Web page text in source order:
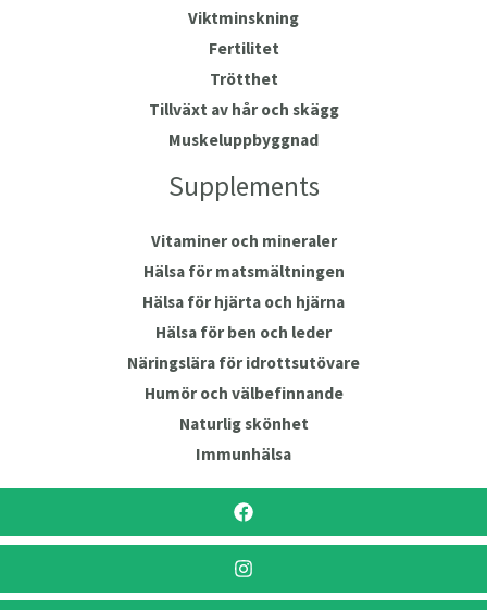
Viktminskning
Fertilitet
Trötthet
Tillväxt av hår och skägg
Muskeluppbyggnad
Supplements
Vitaminer och mineraler
Hälsa för matsmältningen
Hälsa för hjärta och hjärna
Hälsa för ben och leder
Näringslära för idrottsutövare
Humör och välbefinnande
Naturlig skönhet
Immunhälsa